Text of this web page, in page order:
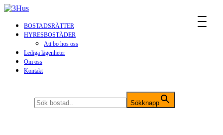
BOSTADSRÄTTER
HYRESBOSTÄDER
Att bo hos oss
Lediga lägenheter
Om oss
Kontakt
Sökknapp